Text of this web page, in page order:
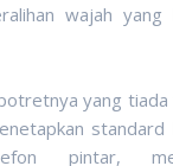
wajah yang
yang tiada
standard
pintar,